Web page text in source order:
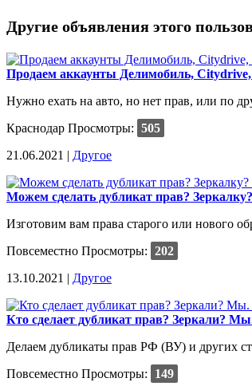
Другие объявления этого
Продаем аккаунты Делимобиль,
Нужно ехать на авто, но нет прав, или по
Краснодар Просмотры: 505
21.06.2021 | Другое
Можем сделать дубликат прав?
Изготовим вам права старого или нового
Повсеместно Просмотры: 202
13.10.2021 | Другое
Кто сделает дубликат прав? Зеркали?
Делаем дубликаты прав РФ (ВУ) и других
Повсеместно Просмотры:
149